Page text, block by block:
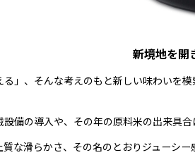
新境地を開
る」、そんな考えのもと新しい味わい
備の導入や、その年の原料米の出来具
な滑らかさ、その名のとおりジューシ